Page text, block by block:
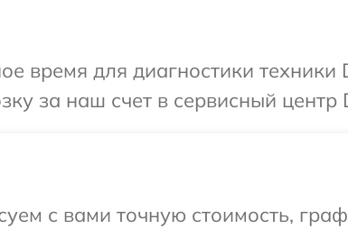
время для диагностики техники
за наш счет в сервисный центр
с вами точную стоимость,